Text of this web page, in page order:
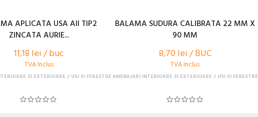
APLICATA USA AII TIP2
ZINCATA AURIE...
11,18 lei / buc
TVA Inclus
SI EXTERIOARE USI SI FERESTRE
BALAMA SUDURA CALIBRATA 22 MM X
90 MM
8,70 lei / BUC
TVA Inclus
AMENAJARI INTERIOARE SI EXTERIOARE USI SI FERESTRE